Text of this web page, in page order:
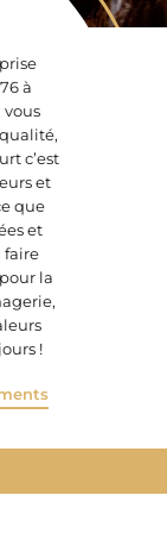
à
vous
c’est
et
que
et
faire
la
!